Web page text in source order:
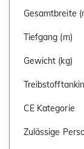
Gesamtbreite
Tiefgang (m)
Gewicht (kg)
CE Kategorie
Zulässige